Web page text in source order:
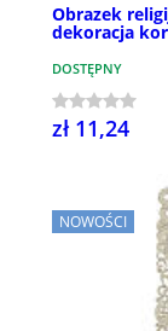
Obrazek
dekoracja
DOSTĘPNY
zł 11,24
NOWOŚCI